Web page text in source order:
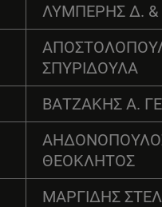
ΛΥΜΠΕΡΗΣ Δ. &
ΣΠΥΡΙΔΟΥΛΑ
ΒΑΤΖΑΚΗΣ Α.
ΘΕΟΚΛΗΤΟΣ
ΜΑΡΓΙΔΗΣ